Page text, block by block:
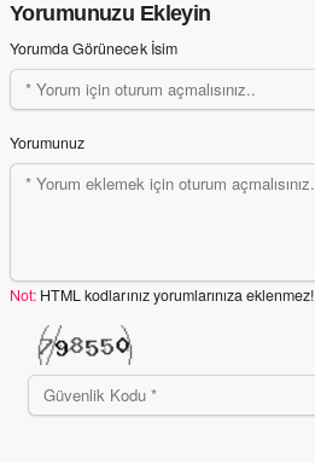
Yorumunuzu Ekleyin
Yorumda Görünecek İsim
Yorumunuz
Not: HTML kodlarınız yorumlarınıza eklenmez!